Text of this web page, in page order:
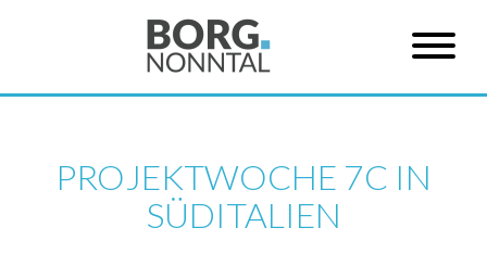
PROJEKTWOCHE 7C IN
SÜDITALIEN